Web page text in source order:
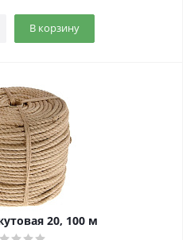
В корзину
20, 100 м